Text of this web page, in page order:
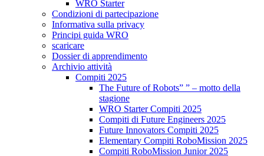
WRO Starter
Condizioni di partecipazione
Informativa sulla privacy
Principi guida WRO
scaricare
Dossier di apprendimento
Archivio attività
Compiti 2025
The Future of Robots” ” – motto della
stagione
WRO Starter Compiti 2025
Compiti di Future Engineers 2025
Future Innovators Compiti 2025
Elementary Compiti RoboMission 2025
Compiti RoboMission Junior 2025